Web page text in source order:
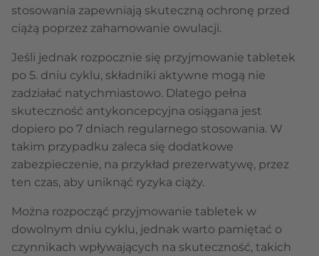
stosowania zapewniają skuteczną ochronę przed
ciążą poprzez zahamowanie owulacji.
Jeśli jednak rozpocznie się przyjmowanie tabletek
po 5. dniu cyklu, składniki aktywne mogą nie
zadziałać natychmiastowo. Dlatego pełna
skuteczność antykoncepcyjna osiągana jest
dopiero po 7 dniach regularnego stosowania. W
takim przypadku zaleca się dodatkowe
zabezpieczenie, na przykład prezerwatywę, przez
ten czas, aby uniknąć ryzyka ciąży.
Można rozpocząć przyjmowanie tabletek w
dowolnym dniu cyklu, jednak warto pamiętać o
czynnikach wpływających na skuteczność, takich